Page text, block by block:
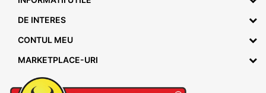
DE INTERES
CONTUL MEU
MARKETPLACE-URI